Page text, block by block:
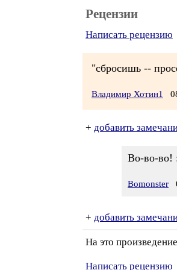
Рецензии
Написать рецензию
"сбросишь --
Владимир Хотин1
+ добавить
Во-во-во!
Bomonster
+ добавить
На это
Написать рецензию